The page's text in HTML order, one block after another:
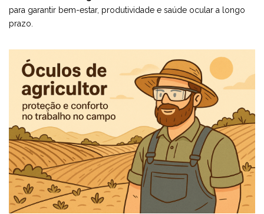
para garantir bem-estar, produtividade e saúde ocular a longo
prazo.